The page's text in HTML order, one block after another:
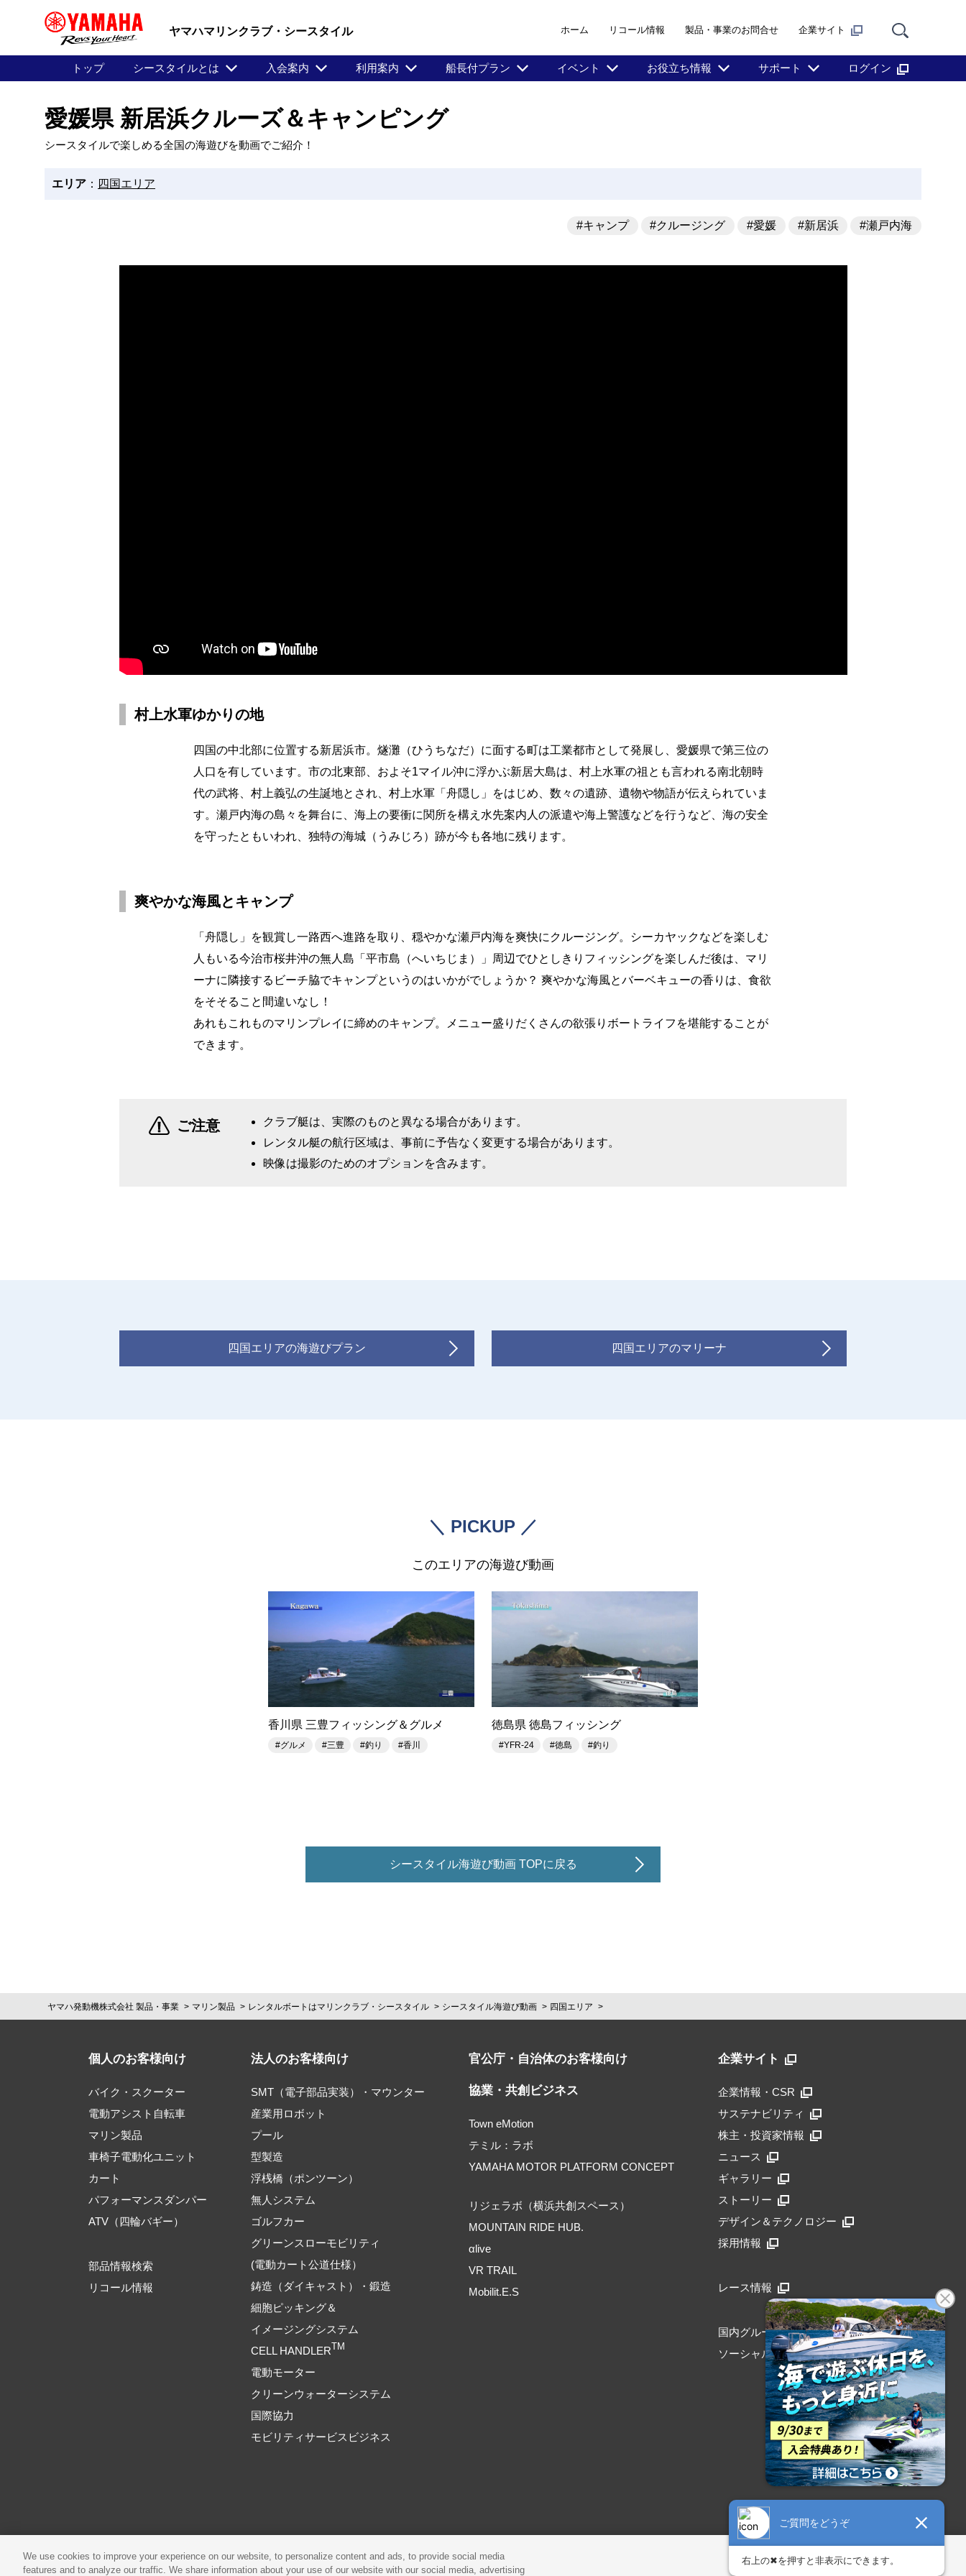
ヤマハマリンクラブ・シースタイル ホーム リコール情報 製品・事業のお問合せ 企業サイト
トップ シースタイルとは 入会案内 利用案内 船長付プラン イベント お役立ち情報 サポート ログイン
愛媛県 新居浜クルーズ＆キャンピング
シースタイルで楽しめる全国の海遊びを動画でご紹介！
エリア ： 四国エリア
#キャンプ #クルージング #愛媛 #新居浜 #瀬戸内海
村上水軍ゆかりの地
四国の中北部に位置する新居浜市。燧灘（ひうちなだ）に面する町は工業都市として発展し、愛媛県で第三位の
人口を有しています。市の北東部、およそ1マイル沖に浮かぶ新居大島は、村上水軍の祖とも言われる南北朝時
代の武将、村上義弘の生誕地とされ、村上水軍「舟隠し」をはじめ、数々の遺跡、遺物や物語が伝えられていま
す。瀬戸内海の島々を舞台に、海上の要衝に関所を構え水先案内人の派遣や海上警護などを行うなど、海の安全
を守ったともいわれ、独特の海城（うみじろ）跡が今も各地に残ります。
爽やかな海風とキャンプ
「舟隠し」を観賞し一路西へ進路を取り、穏やかな瀬戸内海を爽快にクルージング。シーカヤックなどを楽しむ
人もいる今治市桜井沖の無人島「平市島（へいちじま）」周辺でひとしきりフィッシングを楽しんだ後は、マリ
ーナに隣接するビーチ脇でキャンプというのはいかがでしょうか？ 爽やかな海風とバーベキューの香りは、食欲
をそそること間違いなし！
あれもこれものマリンプレイに締めのキャンプ。メニュー盛りだくさんの欲張りボートライフを堪能することが
できます。
ご注意
クラブ艇は、実際のものと異なる場合があります。
レンタル艇の航行区域は、事前に予告なく変更する場合があります。
映像は撮影のためのオプションを含みます。
四国エリアの海遊びプラン 四国エリアのマリーナ
＼ PICKUP ／
このエリアの海遊び動画
香川県 三豊フィッシング＆グルメ
#グルメ #三豊 #釣り #香川
徳島県 徳島フィッシング
#YFR-24 #徳島 #釣り
シースタイル海遊び動画 TOPに戻る
ヤマハ発動機株式会社 製品・事業 マリン製品 レンタルボートはマリンクラブ・シースタイル シースタイル海遊び動画 四国エリア
個人のお客様向け
バイク・スクーター
電動アシスト自転車
マリン製品
車椅子電動化ユニット
カート
パフォーマンスダンパー
ATV（四輪バギー）
部品情報検索
リコール情報
法人のお客様向け
SMT（電子部品実装）・マウンター
産業用ロボット
プール
型製造
浮桟橋（ポンツーン）
無人システム
ゴルフカー
グリーンスローモビリティ
(電動カート公道仕様）
鋳造（ダイキャスト）・鍛造
細胞ピッキング＆
イメージングシステム
CELL HANDLERTM
電動モーター
クリーンウォーターシステム
国際協力
モビリティサービスビジネス
官公庁・自治体のお客様向け
協業・共創ビジネス
Town eMotion
テミル：ラボ
YAMAHA MOTOR PLATFORM CONCEPT
リジェラボ（横浜共創スペース）
MOUNTAIN RIDE HUB.
αlive
VR TRAIL
Mobilit.E.S
企業サイト
企業情報・CSR
サステナビリティ
株主・投資家情報
ニュース
ギャラリー
ストーリー
デザイン＆テクノロジー
採用情報
レース情報
国内グループリンク
ソーシャルメディア公式アカウント
アクセシビリティ方針
We use cookies to improve your experience on our website, to personalize content and ads, to provide social media
features and to analyze our traffic. We share information about your use of our website with our social media, advertising